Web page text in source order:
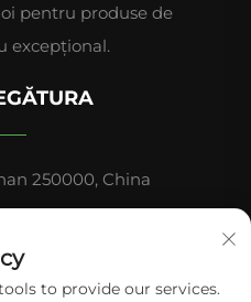
pentru produse de
excepțional.
250000, China
to provide our services.